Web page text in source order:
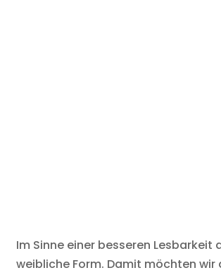
Im Sinne einer besseren
weibliche Form. Damit möchten